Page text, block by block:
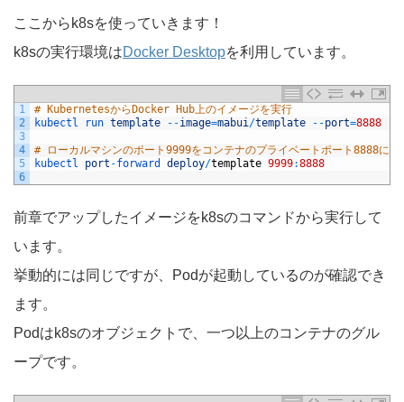
ここからk8sを使っていきます！
k8sの実行環境はDocker Desktopを利用しています。
1
2
3
4
5
6
# KubernetesからDocker Hub上のイメージを実行
kubectl
run template --image=mabui/template --port=8888
# ローカルマシンのポート9999をコンテナのプライベートポート8888に転
kubectl port -forward deploy/template 9999:8888
前章でアップしたイメージをk8sのコマンドから実行して
います。
挙動的には同じですが、Podが起動しているのが確認でき
ます。
Podはk8sのオブジェクトで、一つ以上のコンテナのグル
ープです。